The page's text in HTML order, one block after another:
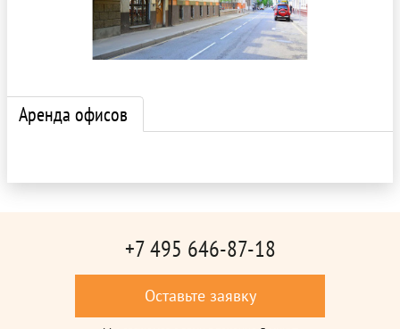
Аренда офисов
+7 495 646-87-18
Оставьте заявку